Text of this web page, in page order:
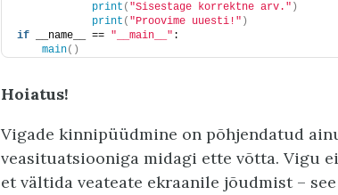
print ( "Sisestage korrektne arv." )
print ( "Proovime uuesti!" )
if __name__ == "__main__" :
main()
Hoiatus!
Vigade kinnipüüdmine on põhjendatud
veasituatsiooniga midagi ette võtta. Vigu
et vältida veateate ekraanile jõudmist –